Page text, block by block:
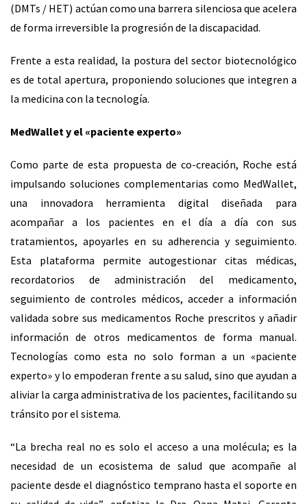
(DMTs / HET) actúan como una barrera silenciosa que acelera
de forma irreversible la progresión de la discapacidad.
Frente a esta realidad, la postura del sector biotecnológico
es de total apertura, proponiendo soluciones que integren a
la medicina con la tecnología.
MedWallet y el «paciente experto»
Como parte de esta propuesta de co-creación, Roche está
impulsando soluciones complementarias como MedWallet,
una innovadora herramienta digital diseñada para
acompañar a los pacientes en el día a día con sus
tratamientos, apoyarles en su adherencia y seguimiento.
Esta plataforma permite autogestionar citas médicas,
recordatorios de administración del medicamento,
seguimiento de controles médicos, acceder a información
validada sobre sus medicamentos Roche prescritos y añadir
información de otros medicamentos de forma manual.
Tecnologías como esta no solo forman a un «paciente
experto» y lo empoderan frente a su salud, sino que ayudan a
aliviar la carga administrativa de los pacientes, facilitando su
tránsito por el sistema.
“La brecha real no es solo el acceso a una molécula; es la
necesidad de un ecosistema de salud que acompañe al
paciente desde el diagnóstico temprano hasta el soporte en